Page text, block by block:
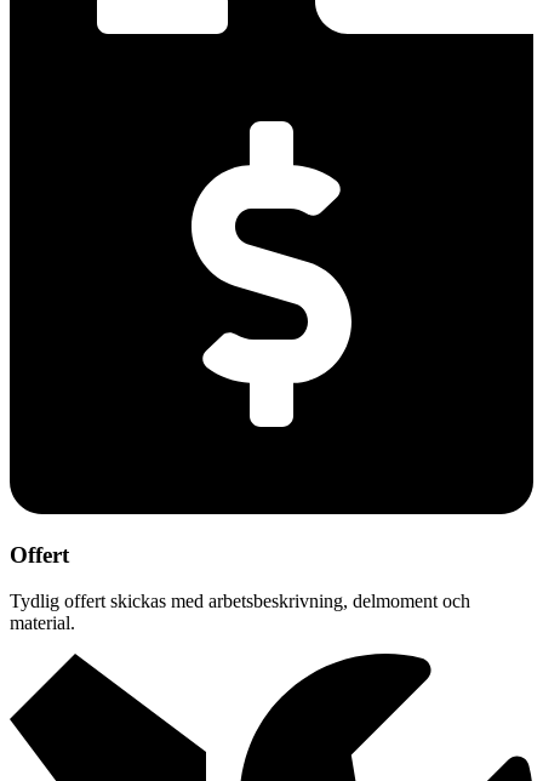
Offert
Tydlig offert skickas med arbetsbeskrivning, delmoment och
material.